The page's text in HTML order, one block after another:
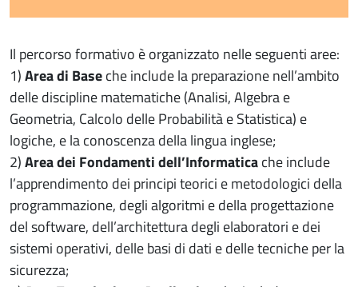
Il percorso formativo è organizzato nelle seguenti aree:
1)Area di Baseche include la preparazione nell’ambito
delle discipline matematiche (Analisi, Algebra e
Geometria, Calcolo delle Probabilità e Statistica) e
logiche, e la conoscenza della lingua inglese;
2)Area dei Fondamenti dell’Informaticache include
l’apprendimento dei principi teorici e metodologici della
programmazione, degli algoritmi e della progettazione
del software, dell’architettura degli elaboratori e dei
sistemi operativi, delle basi di dati e delle tecniche per la
sicurezza;